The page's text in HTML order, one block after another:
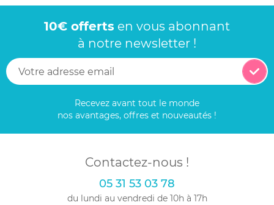
10€ offerts en vous abonnant
à notre newsletter !
Recevez avant tout le monde
nos avantages, offres et nouveautés !
Contactez-nous !
05 31 53 03 78
du lundi au vendredi de 10h à 17h